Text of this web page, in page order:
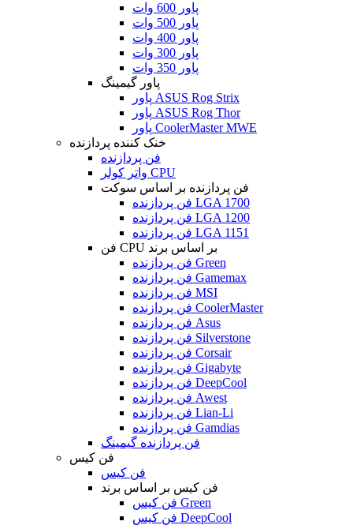
پاور 600 وات
پاور 500 وات
پاور 400 وات
پاور 300 وات
پاور 350 وات
پاور گیمینگ
پاور ASUS Rog Strix
پاور ASUS Rog Thor
پاور CoolerMaster MWE
خنک کننده پردازنده
فن پردازنده
واتر کولر CPU
فن پردازنده بر اساس سوکت
فن پردازنده LGA 1700
فن پردازنده LGA 1200
فن پردازنده LGA 1151
فن CPU بر اساس برند
فن پردازنده Green
فن پردازنده Gamemax
فن پردازنده MSI
فن پردازنده CoolerMaster
فن پردازنده Asus
فن پردازنده Silverstone
فن پردازنده Corsair
فن پردازنده Gigabyte
فن پردازنده DeepCool
فن پردازنده Awest
فن پردازنده Lian-Li
فن پردازنده Gamdias
فن پردازنده گیمینگ
فن کیس
فن کیس
فن کیس بر اساس برند
فن کیس Green
فن کیس DeepCool